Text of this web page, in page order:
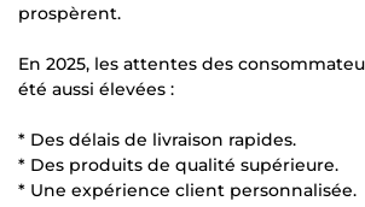
prospèrent.
En 2025, les attentes des
été aussi élevées :
* Des délais de livraison rapides.
* Des produits de qualité supérieure.
* Une expérience client personnalisée.